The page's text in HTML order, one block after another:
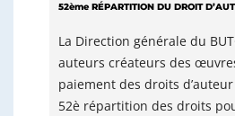
52ème RÉPARTITION DU DROIT
La Direction générale du
auteurs créateurs des
paiement des droits
52è répartition des droits